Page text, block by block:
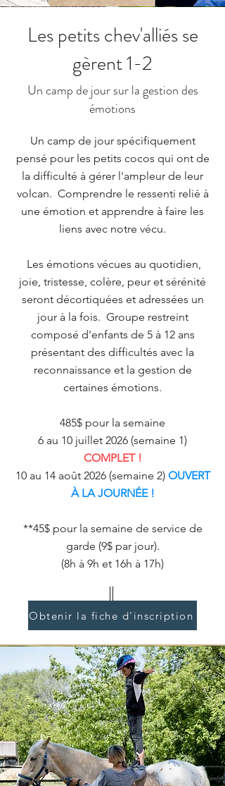
Les petits chev'alliés se
gèrent 1-2
Un camp de jour sur la gestion des
émotions
Un camp de jour spécifiquement
pensé pour les petits cocos qui ont de
la difficulté à gérer l'ampleur de leur
volcan. Comprendre le ressenti relié à
une émotion et apprendre à faire les
liens avec notre vécu.
Les émotions vécues au quotidien,
joie, tristesse, colère, peur et sérénité
seront décortiquées et adressées un
jour à la fois. Groupe restreint
composé d'enfants de 5 à 12 ans
présentant des difficultés avec la
reconnaissance et la gestion de
certaines émotions.
485$ pour la semaine
6 au 10 juillet 2026 (semaine 1)
COMPLET !
10 au 14 août 2026 (semaine 2) OUVERT
À LA JOURNÉE !
**45$ pour la semaine de service de
garde (9$ par jour).
(8h à 9h et 16h à 17h)
Obtenir la fiche d'inscription